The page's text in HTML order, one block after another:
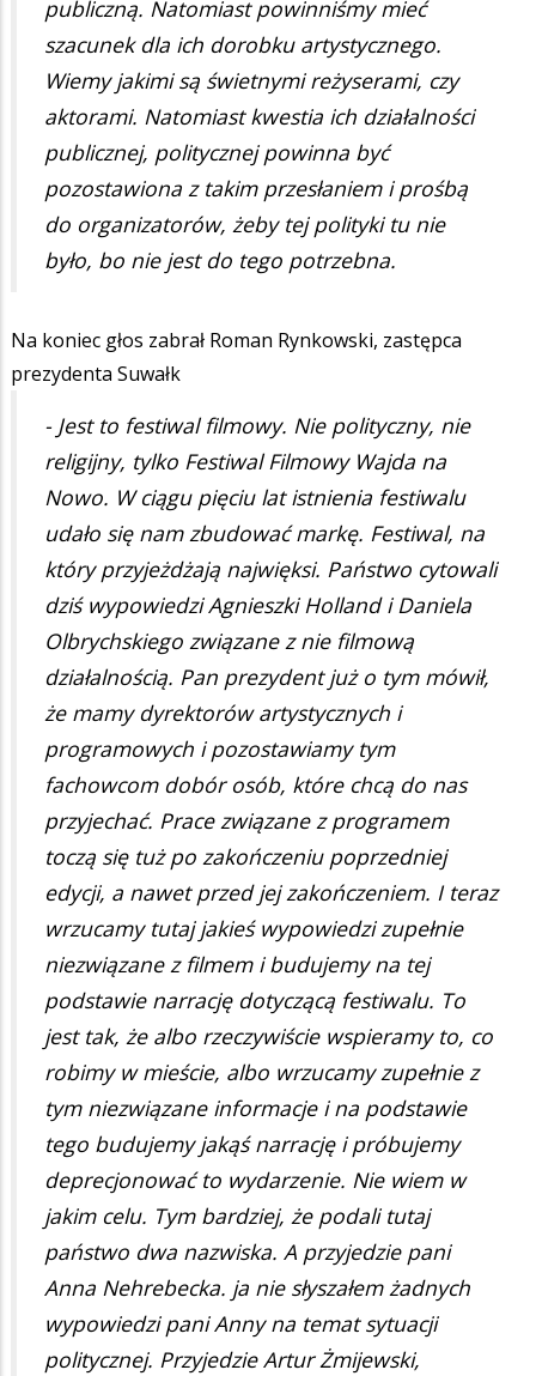
publiczną. Natomiast powinniśmy mieć
szacunek dla ich dorobku artystycznego.
Wiemy jakimi są świetnymi reżyserami, czy
aktorami. Natomiast kwestia ich działalności
publicznej, politycznej powinna być
pozostawiona z takim przesłaniem i prośbą
do organizatorów, żeby tej polityki tu nie
było, bo nie jest do tego potrzebna.
Na koniec głos zabrał Roman Rynkowski, zastępca
prezydenta Suwałk
- Jest to festiwal filmowy. Nie polityczny, nie
religijny, tylko Festiwal Filmowy Wajda na
Nowo. W ciągu pięciu lat istnienia festiwalu
udało się nam zbudować markę. Festiwal, na
który przyjeżdżają najwięksi. Państwo cytowali
dziś wypowiedzi Agnieszki Holland i Daniela
Olbrychskiego związane z nie filmową
działalnością. Pan prezydent już o tym mówił,
że mamy dyrektorów artystycznych i
programowych i pozostawiamy tym
fachowcom dobór osób, które chcą do nas
przyjechać. Prace związane z programem
toczą się tuż po zakończeniu poprzedniej
edycji, a nawet przed jej zakończeniem. I teraz
wrzucamy tutaj jakieś wypowiedzi zupełnie
niezwiązane z filmem i budujemy na tej
podstawie narrację dotyczącą festiwalu. To
jest tak, że albo rzeczywiście wspieramy to, co
robimy w mieście, albo wrzucamy zupełnie z
tym niezwiązane informacje i na podstawie
tego budujemy jakąś narrację i próbujemy
deprecjonować to wydarzenie. Nie wiem w
jakim celu. Tym bardziej, że podali tutaj
państwo dwa nazwiska. A przyjedzie pani
Anna Nehrebecka. ja nie słyszałem żadnych
wypowiedzi pani Anny na temat sytuacji
politycznej. Przyjedzie Artur Żmijewski,